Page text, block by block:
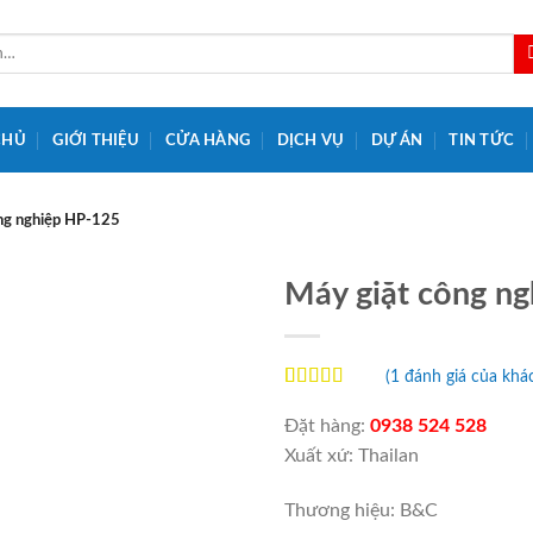
GIỚI THIỆU CỬA HÀNG DỊCH VỤ DỰ ÁN TIN TỨC
nghiệp HP-125
Máy giặt công
dựa trên
đánh giá
(1đánh giá của
Đặt hàng: 0938 524 528
Xuất xứ: Thailan
Thương hiệu: B&C